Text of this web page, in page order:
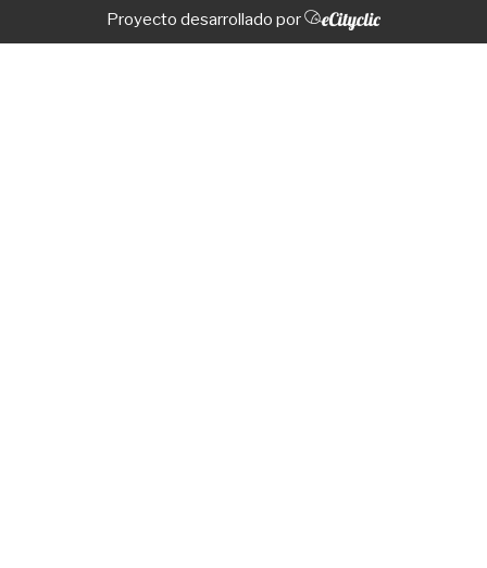
Proyecto desarrollado por